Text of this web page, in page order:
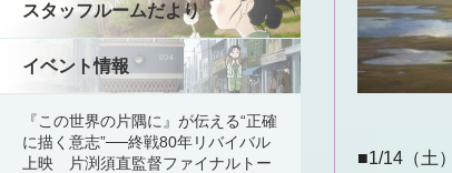
■1/14（土）
スタッフルームだより
イベント情報
『この世界の片隅に』が伝える“正確
に描く意志”──終戦80年リバイバル
上映 片渕須直監督ファイナルトー